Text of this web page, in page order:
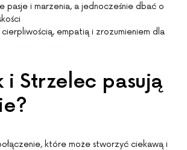
pasje i marzenia, a jednocześnie dbać o
empatią i zrozumieniem dla
i Strzelec pasują
które może stworzyć ciekawą i